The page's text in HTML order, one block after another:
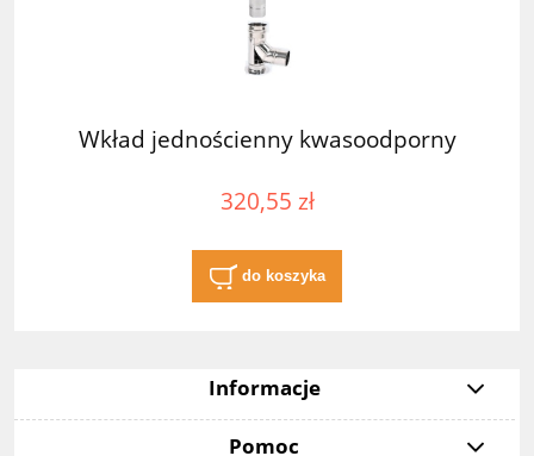
Wkład jednościenny kwasoodporny
320,55 zł
do koszyka
Informacje
Pomoc